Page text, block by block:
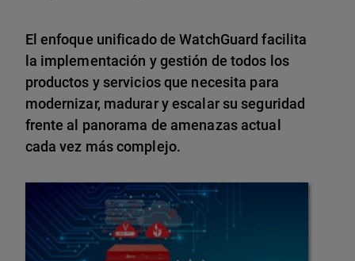
El enfoque unificado de WatchGuard facilita
la implementación y gestión de todos los
productos y servicios que necesita para
modernizar, madurar y escalar su seguridad
frente al panorama de amenazas actual
cada vez más complejo.